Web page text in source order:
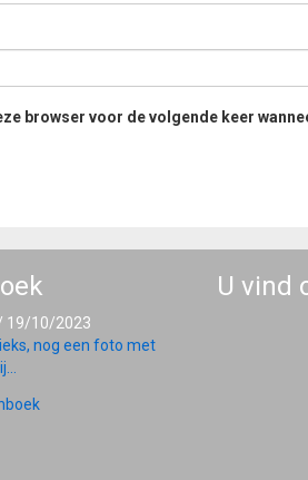
browser voor de volgende keer
19/10/2023
nog een foto met
U vind